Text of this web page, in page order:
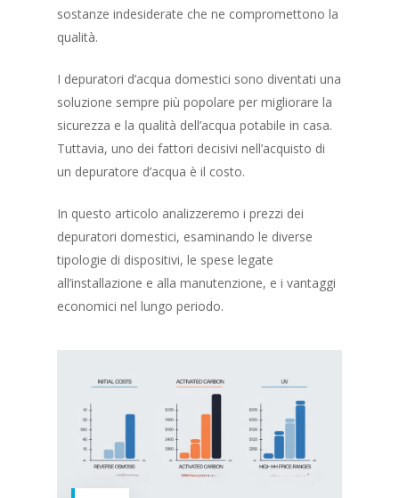
sostanze indesiderate che ne compromettono la
qualità.
I depuratori d’acqua domestici sono diventati una
soluzione sempre più popolare per migliorare la
sicurezza e la qualità dell’acqua potabile in casa.
Tuttavia, uno dei fattori decisivi nell’acquisto di
un depuratore d’acqua è il costo.
In questo articolo analizzeremo i prezzi dei
depuratori domestici, esaminando le diverse
tipologie di dispositivi, le spese legate
all’installazione e alla manutenzione, e i vantaggi
economici nel lungo periodo.